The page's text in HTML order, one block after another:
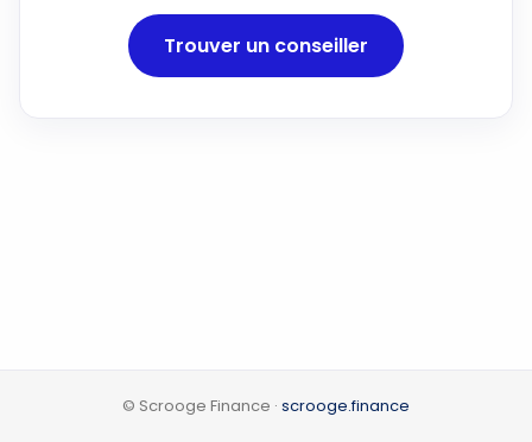
Trouver un conseiller
© Scrooge Finance · scrooge.finance